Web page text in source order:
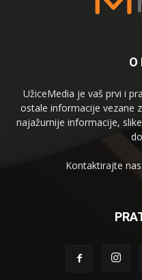
O
UžiceMedia je vaš prvi i
ostale informacije vezane
najažurnije informacije,
Kontaktirajte nas: